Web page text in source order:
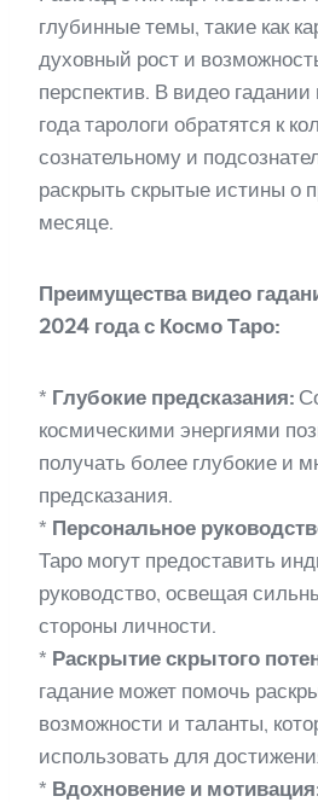
глубинные темы, такие как
духовный рост и
перспектив. В видео
года тарологи обратятся к
сознательному и
раскрыть скрытые истины о
месяце.
Преимущества видео
2024 года с Космо Таро:
* Глубокие предсказания:
космическими энергиями
получать более глубокие и
предсказания.
* Персональное
Таро могут предоставить
руководство, освещая
стороны личности.
* Раскрытие скрытого
гадание может помочь
возможности и таланты,
использовать для
* Вдохновение и